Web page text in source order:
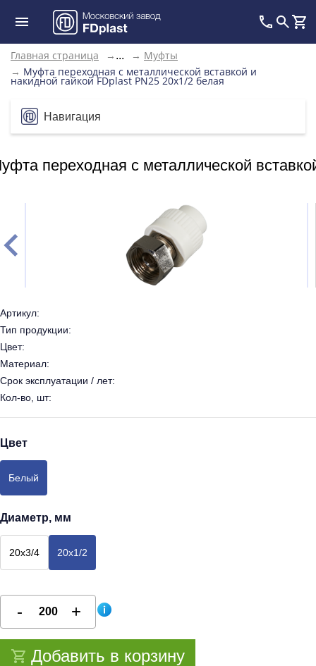
Главная страница → ... → Муфты
→ Муфта переходная с металлической вставкой и
накидной гайкой FDplast PN25 20х1/2 белая
Навигация
переходная с металлической
Артикул:
Тип продукции:
Цвет:
Материал:
Срок эксплуатации / лет:
Кол-во, шт:
Цвет
Белый
Диаметр, мм
20х3/4 20х1/2
Добавить в корзину